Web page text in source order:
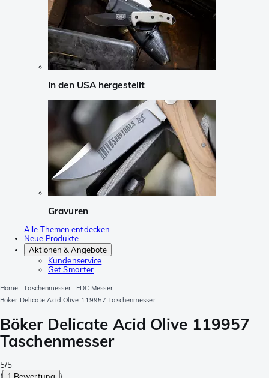
In den USA hergestellt
Gravuren
Alle Themen entdecken
Neue Produkte
Aktionen & Angebote
Kundenservice
Get Smarter
Home Taschenmesser
EDC Messer
Böker Delicate Acid Olive 119957 Taschenmesser
Böker Delicate Acid Olive 119957
Taschenmesser
5/5